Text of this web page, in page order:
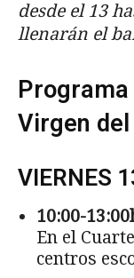
desde el 13
llenarán el
Virgen del
VIERNES
10:00-
En el
centros